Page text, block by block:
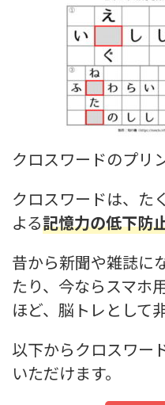
クロスワードのプリ
クロスワードは、た
よる記憶力の低下防
昔から新聞や雑誌に
たり、今ならスマホ
ほど、脳トレとして
以下からクロスワー
いただけます。